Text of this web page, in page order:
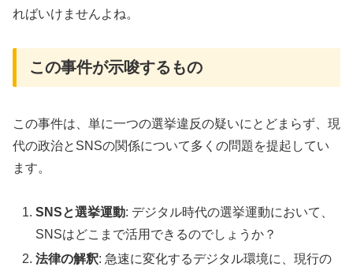
ればいけませんよね。
この事件が示唆するもの
この事件は、単に一つの選挙違反の疑いにとどまらず、現
代の政治とSNSの関係について多くの問題を提起してい
ます。
SNSと選挙運動: デジタル時代の選挙運動において、
SNSはどこまで活用できるのでしょうか？
法律の解釈: 急速に変化するデジタル環境に、現行の